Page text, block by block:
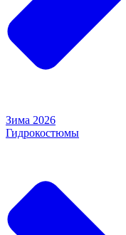
Зима 2026
Гидрокостюмы